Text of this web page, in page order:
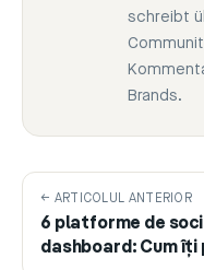
schreibt
Brands.
← ARTICOLUL ANTERIOR
6 platforme de
dashboard: Cum